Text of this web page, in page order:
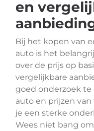
en
Bij het kopen van
auto is het
over de prijs op
vergelijkbare
goed onderzoek te
auto en prijzen
je een sterke
Wees niet bang